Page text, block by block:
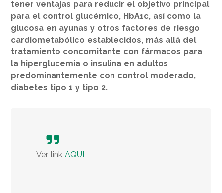
tener ventajas para reducir el objetivo principal
para el control glucémico, HbA1c, así como la
glucosa en ayunas y otros factores de riesgo
cardiometabólico establecidos, más allá del
tratamiento concomitante con fármacos para
la hiperglucemia o insulina en adultos
predominantemente con control moderado,
diabetes tipo 1 y tipo 2.
Ver link AQUI